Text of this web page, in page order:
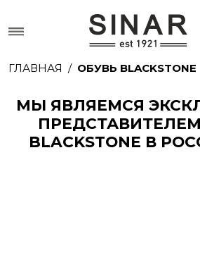
ГЛАВНАЯ ОБУВЬ BLACKSTONE
МЫ ЯВЛЯЕМСЯ
BLACKSTONE В